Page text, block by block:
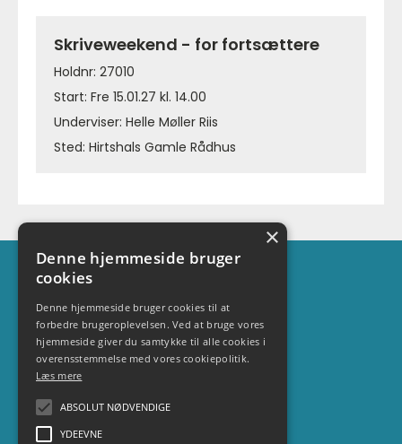
Skriveweekend - for fortsættere
Holdnr: 27010
Start: Fre 15.01.27 kl. 14.00
Underviser: Helle Møller Riis
Sted: Hirtshals Gamle Rådhus
Kontakt
Maj-Britt Zielke
+ 45 3051 1540
info@vendsysselfritidforalle.dk
Oplysninger
cvr. 42453102
×
Denne hjemmeside bruger
cookies
Denne hjemmeside bruger cookies til at
forbedre brugeroplevelsen. Ved at bruge vores
hjemmeside giver du samtykke til alle cookies i
overensstemmelse med vores cookiepolitik.
Læs mere
ABSOLUT NØDVENDIGE
YDEEVNE